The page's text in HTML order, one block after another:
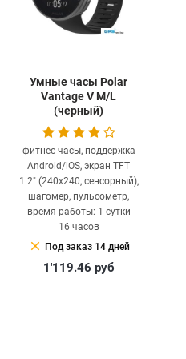
Умные часы Polar
Vantage V M/L
(черный)
фитнес-часы, поддержка
Android/iOS, экран TFT
1.2" (240x240, сенсорный),
шагомер, пульсометр,
время работы: 1 сутки
16 часов
clear Под заказ 14 дней
1'119.46 руб